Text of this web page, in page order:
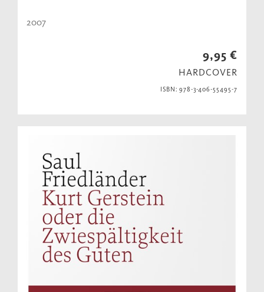
2007
9,95 €
HARDCOVER
ISBN: 978-3-406-55495-7